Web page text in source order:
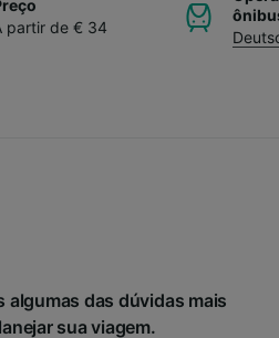
partir de € 34
algumas das dúvidas mais
sua viagem.